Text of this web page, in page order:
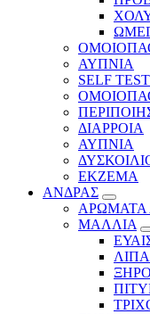
ΑΥΠΝΙΑ
SELF TEST
ΔΙΑΡΡΟΙΑ
ΑΥΠΝΙΑ
ΕΚΖΕΜΑ
ΑΝΔΡΑΣ
ΑΡΩΜΑΤΑ
ΜΑΛΛΙΑ